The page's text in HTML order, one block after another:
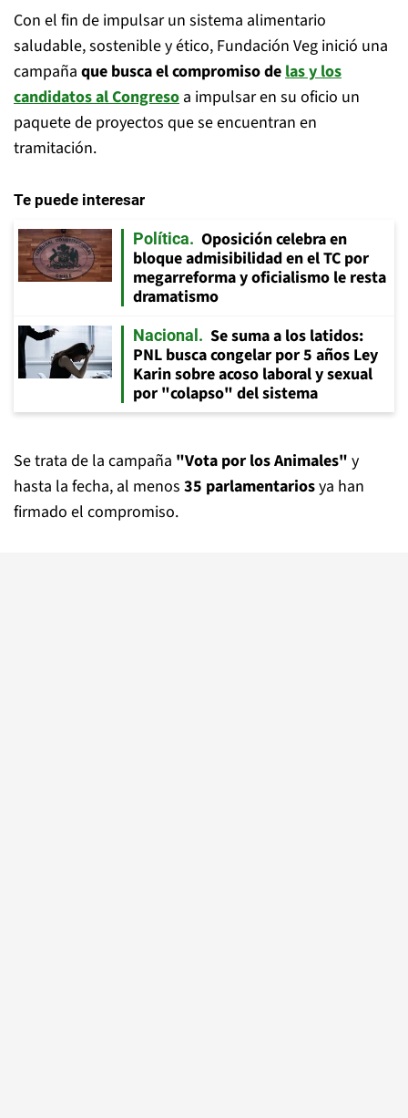
Con el fin de impulsar un sistema alimentario
saludable, sostenible y ético, Fundación Veg inició una
campaña que busca el compromiso delas y los
candidatos al Congreso a impulsar en su oficio un
paquete de proyectos que se encuentran en
tramitación.
Te puede interesar
Política
Oposición celebra en
bloque admisibilidad en el TC por
megarreforma y oficialismo le resta
dramatismo
Nacional
Se suma a los latidos:
PNL busca congelar por 5 años Ley
Karin sobre acoso laboral y sexual
por "colapso" del sistema
Se trata de la campaña "Vota por los Animales" y
hasta la fecha, al menos 35 parlamentariosya han
firmado el compromiso.